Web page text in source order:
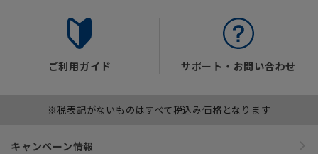
ご利用ガイド サポート・お問い合わせ
※税表記がないものはすべて税込み価格となります
キャンペーン情報